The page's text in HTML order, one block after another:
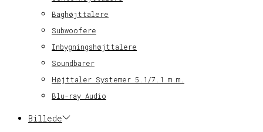
Baghøjttalere
Subwoofere
Inbygningshøjttalere
Soundbarer
Højttaler Systemer 5.1/7.1 m.m.
Blu-ray Audio
Billede